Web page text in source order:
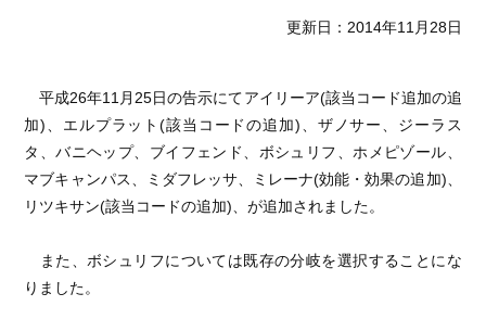
更新日：2014年11月28日
平成26年11月25日の告示にてアイリーア(該当コード追加の追
加)、エルプラット(該当コードの追加)、ザノサー、ジーラス
タ、バニヘップ、ブイフェンド、ボシュリフ、ホメピゾール、
マブキャンパス、ミダフレッサ、ミレーナ(効能・効果の追加)、
リツキサン(該当コードの追加)、が追加されました。
また、ボシュリフについては既存の分岐を選択することにな
りました。